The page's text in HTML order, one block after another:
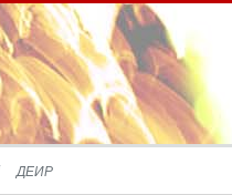
ДЕИР